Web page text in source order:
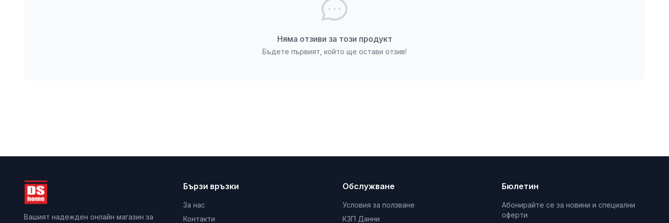
Няма отзиви за този продукт
Бъдете първият, който ще остави отзив!
Вашият надежден онлайн магазин за
Бързи връзки
За нас
Контакти
Обслужване
Условия за ползване
КЗП Данни
Бюлетин
Абонирайте се за новини и специални
оферти